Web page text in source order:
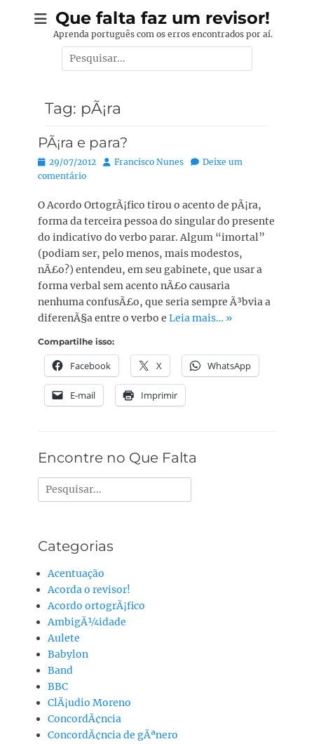
Que falta faz um revisor!
Aprenda português com os erros encontrados por aí.
Pesquisar
por:
Tag: pÃ¡ra
PÃ¡ra e para?
Posted
on
29/07/2012 Autor:
Francisco Nunes
Deixe um
comentário
O Acordo OrtogrÃ¡fico tirou o acento de pÃ¡ra,
forma da terceira pessoa do singular do presente
do indicativo do verbo parar. Algum “imortal”
(podiam ser, pelo menos, mais modestos,
nÃ£o?) entendeu, em seu gabinete, que usar a
forma verbal sem acento nÃ£o causaria
nenhuma confusÃ£o, que seria sempre Ã³bvia a
diferenÃ§a entre o verbo e Leia mais… »
Compartilhe isso:
Facebook X WhatsApp
E-mail Imprimir
Encontre no Que Falta
Pesquisar
por:
Categorias
Acentuação
Acorda o revisor!
Acordo ortogrÃ¡fico
AmbigÃ¼idade
Aulete
Babylon
Band
BBC
ClÃ¡udio Moreno
ConcordÃ¢ncia
ConcordÃ¢ncia de gÃªnero